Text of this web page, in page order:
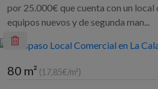
por 25.000€ que cuenta con un local
equipos nuevos y de segunda man...
80 m² (17,85€/m²)